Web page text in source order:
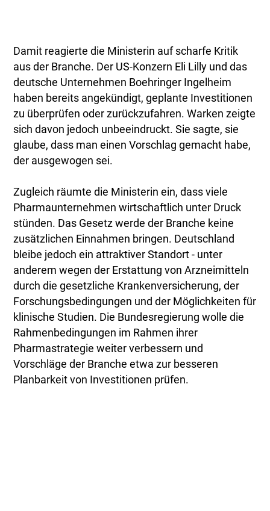
Damit reagierte die Ministerin auf scharfe Kritik
aus der Branche. Der US-Konzern Eli Lilly und das
deutsche Unternehmen Boehringer Ingelheim
haben bereits angekündigt, geplante Investitionen
zu überprüfen oder zurückzufahren. Warken zeigte
sich davon jedoch unbeeindruckt. Sie sagte, sie
glaube, dass man einen Vorschlag gemacht habe,
der ausgewogen sei.
Zugleich räumte die Ministerin ein, dass viele
Pharmaunternehmen wirtschaftlich unter Druck
stünden. Das Gesetz werde der Branche keine
zusätzlichen Einnahmen bringen. Deutschland
bleibe jedoch ein attraktiver Standort - unter
anderem wegen der Erstattung von Arzneimitteln
durch die gesetzliche Krankenversicherung, der
Forschungsbedingungen und der Möglichkeiten für
klinische Studien. Die Bundesregierung wolle die
Rahmenbedingungen im Rahmen ihrer
Pharmastrategie weiter verbessern und
Vorschläge der Branche etwa zur besseren
Planbarkeit von Investitionen prüfen.